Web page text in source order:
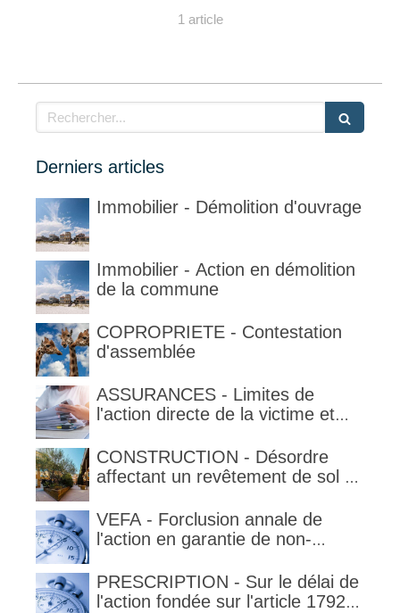
1 article
Rechercher
Derniers articles
Immobilier - Démolition d'ouvrage
Immobilier - Action en démolition
de la commune
COPROPRIETE - Contestation
d'assemblée
ASSURANCES - Limites de
l'action directe de la victime et
délimitant l'étendue temporelle de
la garantie en condition de la
CONSTRUCTION - Désordre
affectant un revêtement de sol et
VEFA - Forclusion annale de
l'action en garantie de non-
PRESCRIPTION - Sur le délai de
l'action fondée sur l'article 1792-